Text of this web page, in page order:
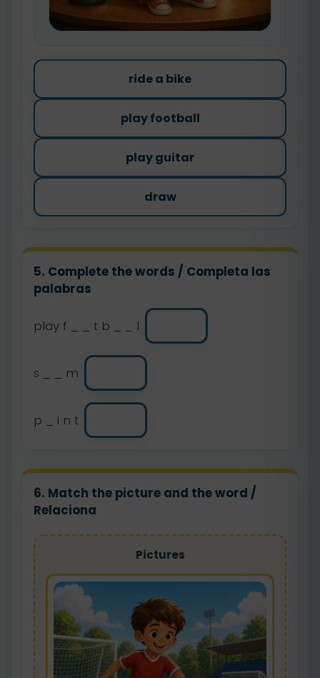
ride a bike
play football
play guitar
draw
5. Complete the words / Completa las
palabras
play f _ _ t b _ _ l
s _ _ m
p _ i n t
6. Match the picture and the word /
Relaciona
Pictures